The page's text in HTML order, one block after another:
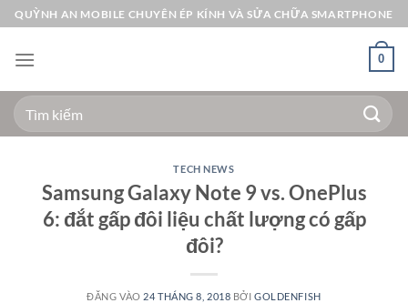
Bỏ
qua
nội
QUỲNH AN MOBILE CHUYÊN ÉP KÍNH VÀ SỬA CHỮA SMARTPHONE
0
Tìm
kiếm:
TECH NEWS
Samsung Galaxy Note 9 vs. OnePlus
6: đắt gấp đôi liệu chất lượng có gấp
đôi?
ĐĂNG VÀO 24 THÁNG 8, 2018 BỞIGOLDENFISH